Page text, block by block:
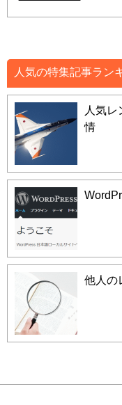
人気の特集記事ラン
人気
情
他人の